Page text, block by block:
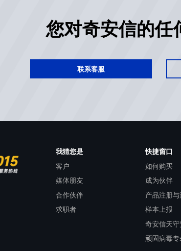
您对奇安信的任
联系客服
我猜您是
客户
媒体朋友
合作伙伴
求职者
快捷窗口
如何购买
成为伙伴
产品注册
样本上报
奇安信天
顽固病毒